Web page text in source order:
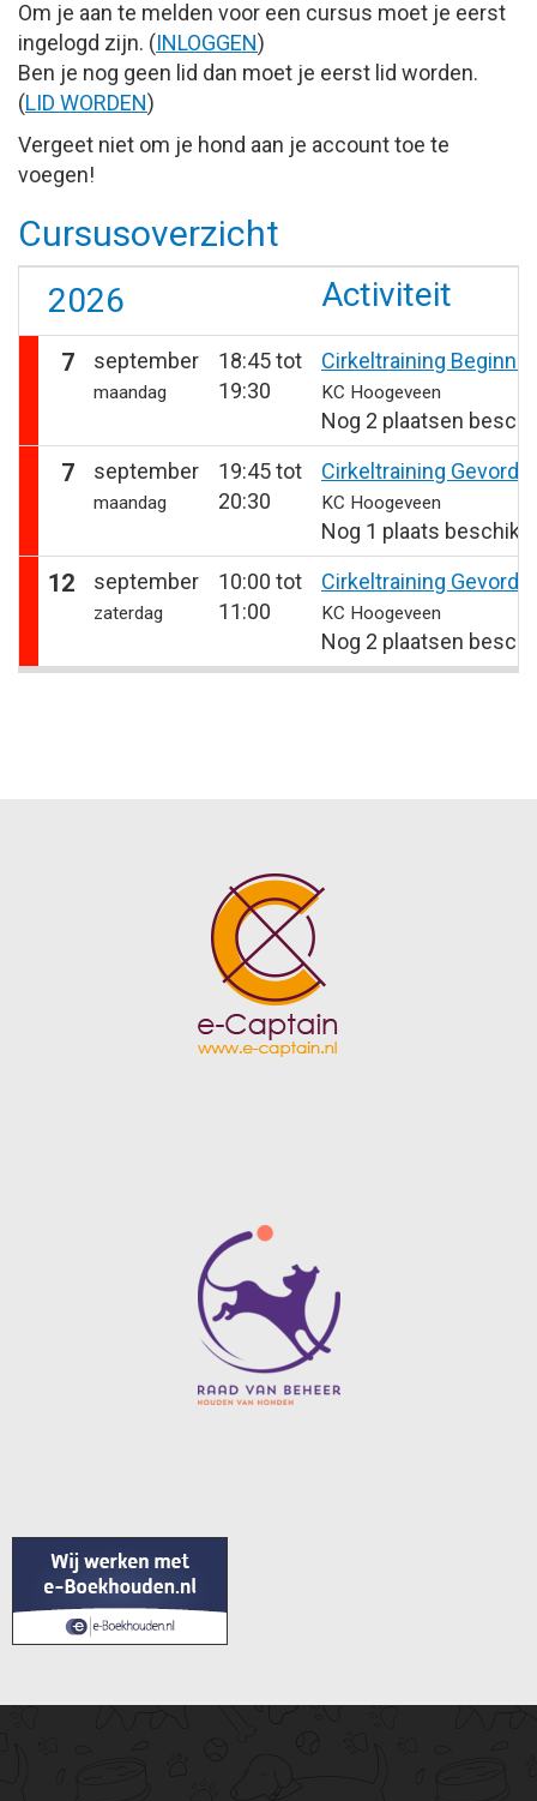
Om je aan te melden voor een cursus moet je eerst
ingelogd zijn. (INLOGGEN)
Ben je nog geen lid dan moet je eerst lid worden.
(LID WORDEN)
Vergeet niet om je hond aan je account toe te
voegen!
Cursusoverzicht
2026 Activiteit
7 september
maandag
18:45 tot
19:30
Cirkeltraining
KC Hoogeveen
Nog 2 plaatsen
7 september
maandag
19:45 tot
20:30
Cirkeltraining
KC Hoogeveen
Nog 1 plaats
12 september
zaterdag
10:00 tot
11:00
Cirkeltraining
KC Hoogeveen
Nog 2 plaatsen